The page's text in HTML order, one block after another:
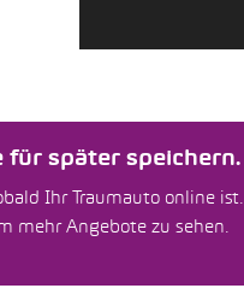
für später speichern.
Ihr Traumauto online ist.
mehr Angebote zu sehen.